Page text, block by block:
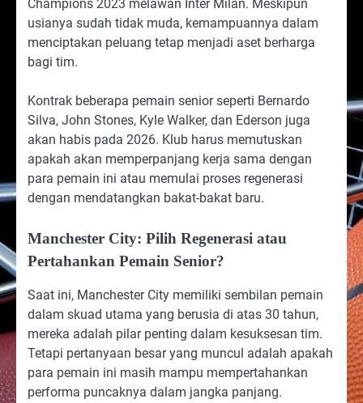
Champions 2023 melawan Inter Milan. Meskipun
usianya sudah tidak muda, kemampuannya dalam
menciptakan peluang tetap menjadi aset berharga
bagi tim.
Kontrak beberapa pemain senior seperti Bernardo
Silva, John Stones, Kyle Walker, dan Ederson juga
akan habis pada 2026. Klub harus memutuskan
apakah akan memperpanjang kerja sama dengan
para pemain ini atau memulai proses regenerasi
dengan mendatangkan bakat-bakat baru.
Manchester City: Pilih Regenerasi atau
Pertahankan Pemain Senior?
Saat ini, Manchester City memiliki sembilan pemain
dalam skuad utama yang berusia di atas 30 tahun,
mereka adalah pilar penting dalam kesuksesan tim.
Tetapi pertanyaan besar yang muncul adalah apakah
para pemain ini masih mampu mempertahankan
performa puncaknya dalam jangka panjang.